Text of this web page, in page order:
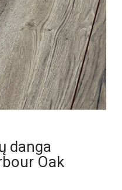
danga
Oak